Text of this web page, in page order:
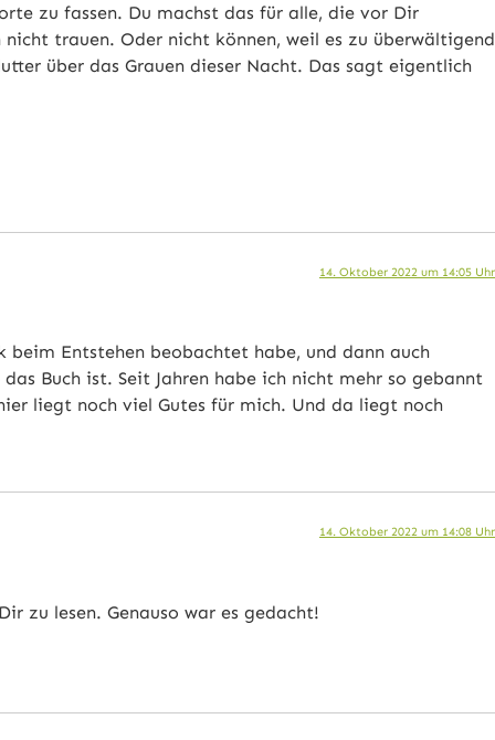
zu fassen. Du machst das für alle, die vor Dir
trauen. Oder nicht können, weil es zu überwältigend
über das Grauen dieser Nacht. Das sagt eigentlich
14. Oktober 2022 um 14:05 Uhr
beim Entstehen beobachtet habe, und dann auch
Buch ist. Seit Jahren habe ich nicht mehr so gebannt
liegt noch viel Gutes für mich. Und da liegt noch
14. Oktober 2022 um 14:08 Uhr
zu lesen. Genauso war es gedacht!